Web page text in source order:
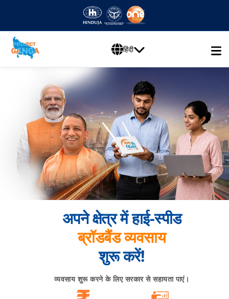
हिंदी
अपने क्षेत्र में हाई-स्पीड
ब्रॉडबैंड व्यवसाय
शुरू करें!
व्यवसाय शुरू करने के लिए सरकार से सहायता पाएं।